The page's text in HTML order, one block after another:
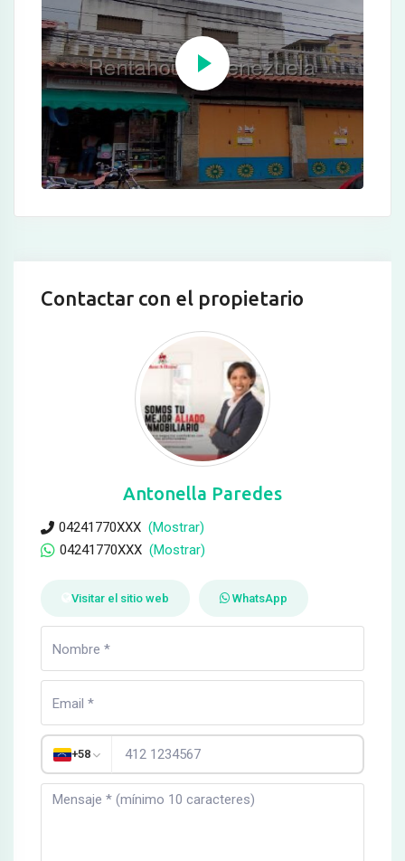
Contactar con el propietario
Antonella Paredes
04241770XXX (Mostrar)
04241770XXX (Mostrar)
Visitar el sitio web WhatsApp
+58